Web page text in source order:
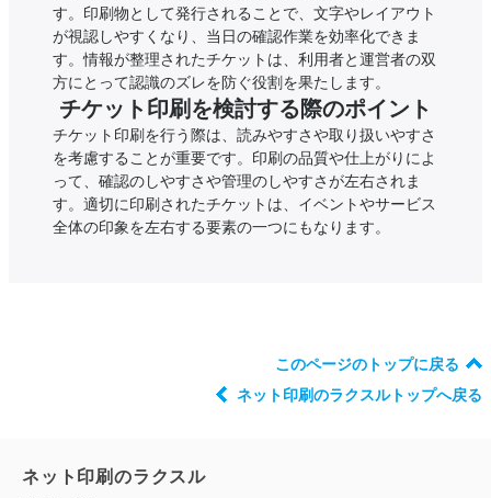
す。印刷物として発行されることで、文字やレイアウト
が視認しやすくなり、当日の確認作業を効率化できま
す。情報が整理されたチケットは、利用者と運営者の双
方にとって認識のズレを防ぐ役割を果たします。
チケット印刷を検討する際のポイント
チケット印刷を行う際は、読みやすさや取り扱いやすさ
を考慮することが重要です。印刷の品質や仕上がりによ
って、確認のしやすさや管理のしやすさが左右されま
す。適切に印刷されたチケットは、イベントやサービス
全体の印象を左右する要素の一つにもなります。
このページのトップに戻る
ネット印刷のラクスルトップへ戻る
ネット印刷のラクスル